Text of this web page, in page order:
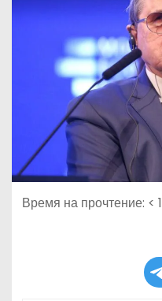
Время на прочтение: < 1